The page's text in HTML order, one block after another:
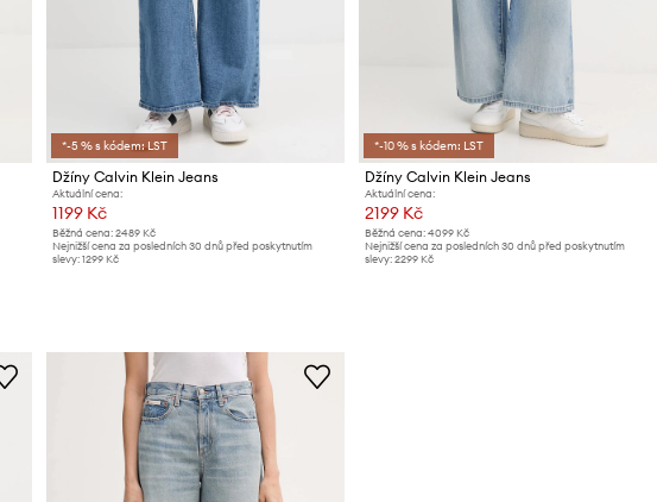
*-5 % s kódem: LST
Džíny Calvin Klein Jeans
Aktuální cena:
1199 Kč
Běžná cena: 2489 Kč
Nejnižší cena za posledních 30 dnů před poskytnutím
slevy: 1299 Kč
*-10 % s kódem: LST
Džíny Calvin Klein Jeans
Aktuální cena:
2199 Kč
Běžná cena: 4099 Kč
Nejnižší cena za posledních 30 dnů před poskytnutím
slevy: 2299 Kč